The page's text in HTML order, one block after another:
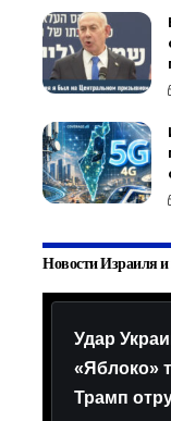
Новости Израиля